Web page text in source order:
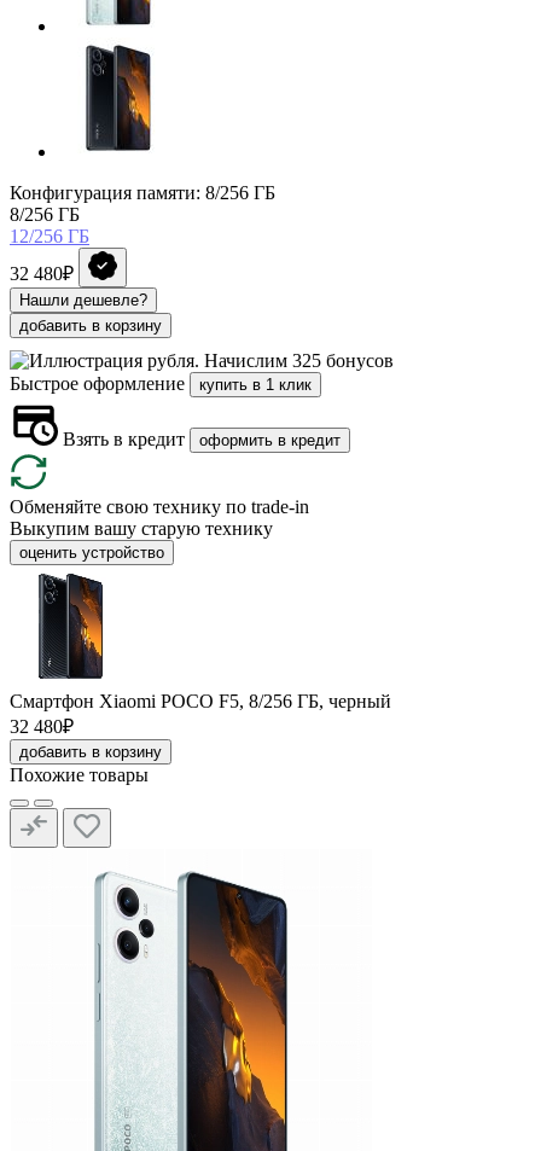
Конфигурация памяти: 8/256 ГБ
8/256 ГБ
12/256 ГБ
32 480₽
Нашли дешевле?
добавить в корзину
Начислим 325 бонусов
Быстрое оформление
купить в 1 клик
Взять в кредит оформить в кредит
Обменяйте свою технику по trade-in
Выкупим вашу старую технику
оценить устройство
Смартфон Xiaomi POCO F5, 8/256 ГБ, черный
32 480₽
добавить в корзину
Похожие товары